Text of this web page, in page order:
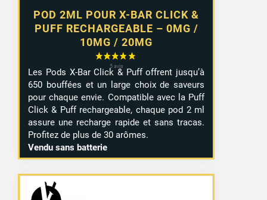
POD 2ML POUR X-BAR CLICK &
PUFF RECHARGEABLE – 0MG /
10MG / 20MG
Les Pods X-Bar Click & Puff offrent jusqu’à
650 bouffées et un large choix de saveurs
pour chaque envie. Compatible avec la Puff
Click & Puff rechargeable, chaque pod 2 ml
assure une recharge rapide et sans tracas.
Profitez de plus de 30 arômes.
Vendu sans batterie